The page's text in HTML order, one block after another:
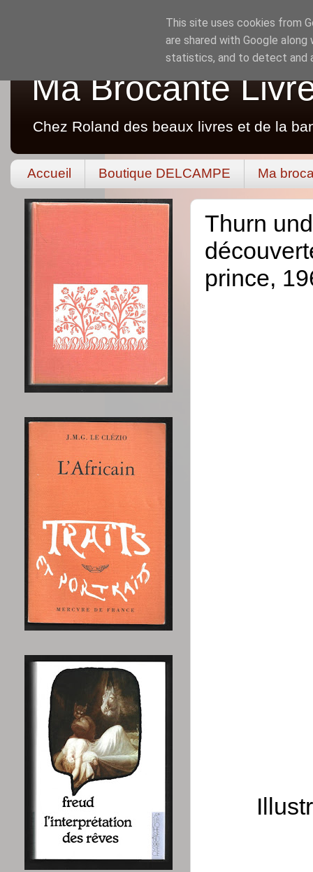
Ma Brocante
Chez Roland des beaux livres et de la
Accueil Boutique DELCAMPE Ma
Thurn
prince,
This site uses cookies from
are shared with Google
statistics, and to detect and